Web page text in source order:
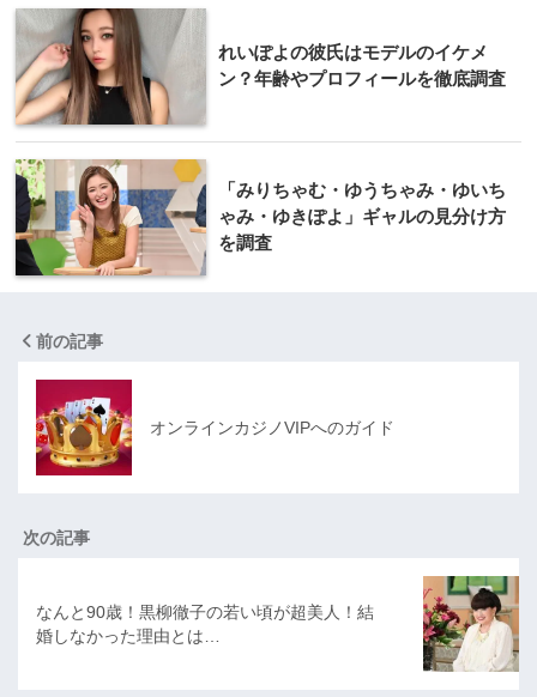
れいぽよの彼氏はモデルのイケメ
ン？年齢やプロフィールを徹底調査
「みりちゃむ・ゆうちゃみ・ゆいち
ゃみ・ゆきぽよ」ギャルの見分け方
を調査
前の記事
オンラインカジノVIPへのガイド
次の記事
なんと90歳！黒柳徹子の若い頃が超美人！結
婚しなかった理由とは…